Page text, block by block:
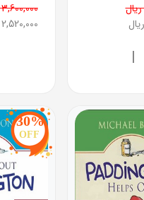
|
3,600,000 ریال
2,520,000 ریال
30%
OFF